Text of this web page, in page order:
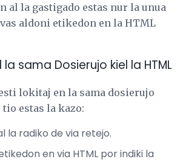
al la gastigado estas nur la unua
aldoni etikedon en la HTML
la sama Dosierujo kiel la HTML
lokitaj en la sama dosierujo
estas la kazo:
la radiko de via retejo.
en via HTML por indiki la